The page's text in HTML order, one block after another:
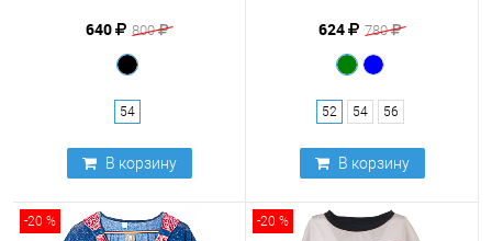
640 800
54
В корзину
624 780
52 54 56
В корзину
-20 % -20 %